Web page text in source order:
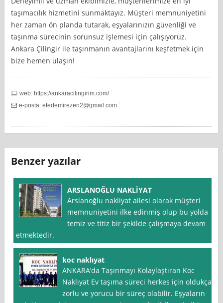
taşımacılık hizmetini sunmaktayız. Müşteri memnuniyetini
her zaman ön planda tutarak, eşyalarınızın güvenliği ve
taşınma sürecinin sorunsuz işlemesi için çalışıyoruz.
Ankara Çilingir ile taşınmanın avantajlarını keşfetmek için
bize hemen ulaşın!
web: https://ankaracilingirim.com/
e-posta:efedemirezen2@gmail.com
Benzer yazılar
ARSLANOĞLU NAKLİYAT
Arslanoğlu nakliyat ailesi olarak müşteri
memnuniyetini ilke edinmiş olup bu yolda
temiz ve titiz bir şekilde çalışmaya devam
etmektedir.
koc naklıyat
ANKARA’da Taşınmayı Kolaylaştıran Koc
Naklıyat Ev taşıma süreci herkes için oldukça
zorlu ve yorucu bir süreç olabilir. Eşyaların